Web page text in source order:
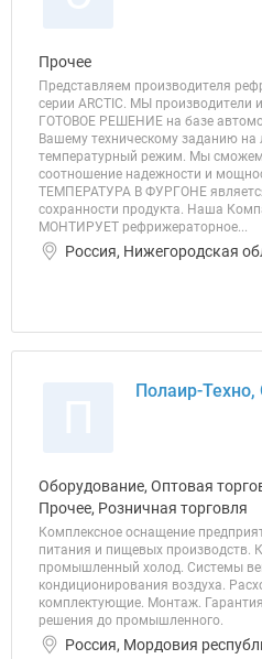
Прочее
Представляем производителя
серии ARCTIC. МЫ
ГОТОВОЕ РЕШЕНИЕ на базе
Вашему техническому заданию
температурный режим. Мы
соотношение надежности и
ТЕМПЕРАТУРА В ФУРГОНЕ
сохранности продукта. Наша
МОНТИРУЕТ рефрижераторное...
Россия, Нижегородская
Полаир-
Оборудование, Оптовая
Прочее, Розничная торговля
Комплексное оснащение
питания и пищевых производств.
промышленный холод. Системы
кондиционирования воздуха.
комплектующие. Монтаж.
решения до промышленного.
Россия, Мордовия